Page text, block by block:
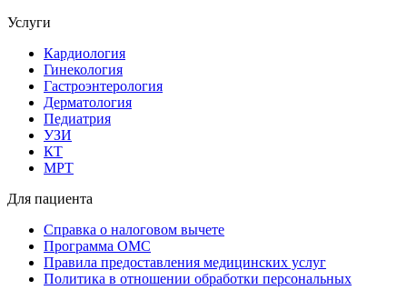
Услуги
Кардиология
Гинекология
Гастроэнтерология
Дерматология
Педиатрия
УЗИ
КТ
МРТ
Для пациента
Справка о налоговом вычете
Программа ОМС
Правила предоставления медицинских услуг
Политика в отношении обработки персональных